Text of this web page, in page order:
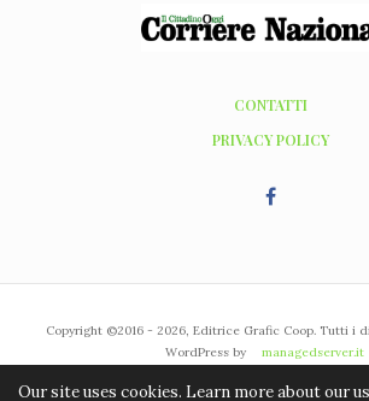
CONTATTI
PRIVACY POLICY
Copyright ©2016 - 2026, Editrice Grafic Coop. Tutti i
WordPress by
managedserver.it
Our site uses cookies. Learn more about our